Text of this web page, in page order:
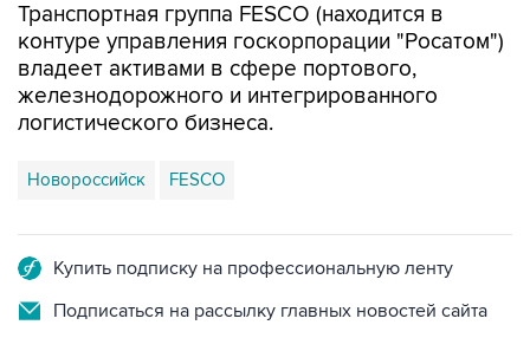
Транспортная группа FESCO (находится в
контуре управления госкорпорации "Росатом")
владеет активами в сфере портового,
железнодорожного и интегрированного
логистического бизнеса.
Новороссийск FESCO
Купить подписку на профессиональную ленту
Подписаться на рассылку главных новостей сайта